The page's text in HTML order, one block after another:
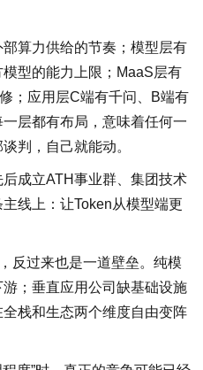
算力供给的节奏；模型层有
型的能力上限；MaaS层有
；应用层C端有千问、B端有
层都有布局，意味着任何一
判，自己就能动。
成立ATH事业群、集团技术
线上：让Token从模型端更
反过来也是一道壁垒。纯模
；垂直应用公司缺基础设施
栈和生态两个维度自由变阵